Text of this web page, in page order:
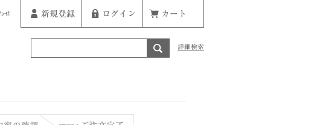
せ 新規登録 ログイン カート
詳細検索